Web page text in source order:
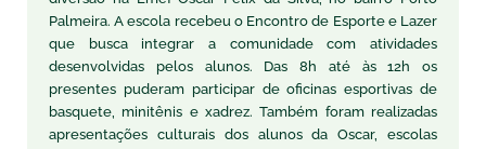
Palmeira. A escola recebeu o Encontro de Esporte e Lazer
que busca integrar a comunidade com atividades
desenvolvidas pelos alunos. Das 8h até às 12h os
presentes puderam participar de oficinas esportivas de
basquete, minitênis e xadrez. Também foram realizadas
apresentações culturais dos alunos da Oscar, escolas